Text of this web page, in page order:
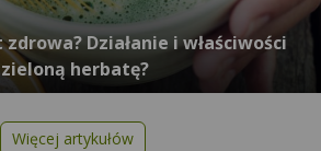
Działanie i właściwości
herbatę?
Więcej artykułów